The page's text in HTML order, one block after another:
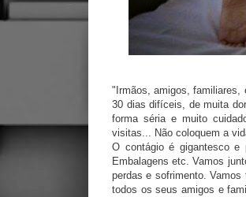
"Irmãos, amigos, familiares,
30 dias difíceis, de muita
forma séria e muito
visitas... Não coloquem a
O contágio é gigantesco e
Embalagens etc. Vamos
perdas e sofrimento.
todos os seus amigos e